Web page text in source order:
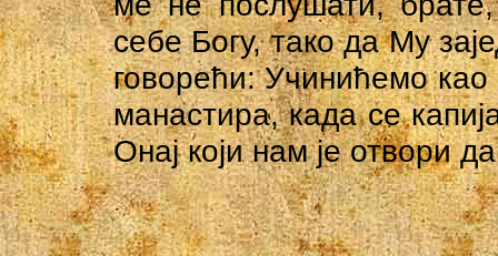
себе Богу, тако да Му
говорећи: Учинићемо
манастира, када се
Онај који нам је отвори